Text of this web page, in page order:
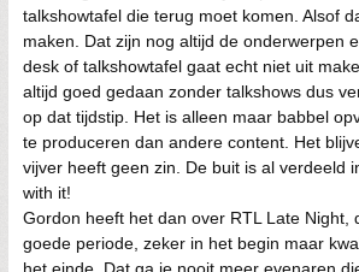
talkshowtafel die terug moet komen. Alsof
maken. Dat zijn nog altijd de onderwerpen
desk of talkshowtafel gaat echt niet uit
altijd goed gedaan zonder talkshows dus
op dat tijdstip. Het is alleen maar babbel
te produceren dan andere content. Het
vijver heeft geen zin. De buit is al verdeeld
with it!
Gordon heeft het dan over RTL Late Night,
goede periode, zeker in het begin maar